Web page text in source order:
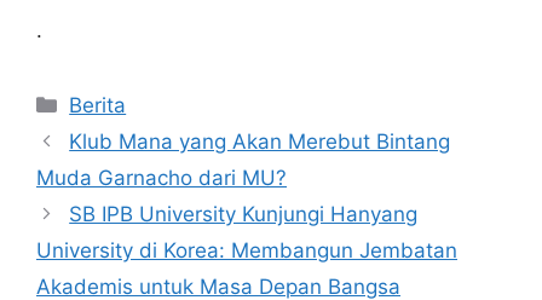
.
Kategori
Berita
Klub Mana yang Akan Merebut Bintang
Muda Garnacho dari MU?
SB IPB University Kunjungi Hanyang
University di Korea: Membangun Jembatan
Akademis untuk Masa Depan Bangsa